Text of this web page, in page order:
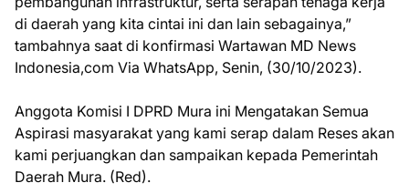
di daerah yang kita cintai ini dan lain sebagainya,”
tambahnya saat di konfirmasi Wartawan MD News
Indonesia,com Via WhatsApp, Senin, (30/10/2023).
Anggota Komisi I DPRD Mura ini Mengatakan Semua
Aspirasi masyarakat yang kami serap dalam Reses akan
kami perjuangkan dan sampaikan kepada Pemerintah
Daerah Mura. (Red).